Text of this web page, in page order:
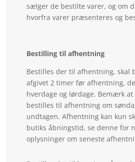
sælger de bestilte varer, og om
hvorfra varer præsenteres og
Bestilling til afhentning
Bestilles der til afhentning, skal
afgivet 2 timer før afhentning,
hverdage og lørdage. Bemærk at
bestilles til afhentning om
undtagen. Afhentning kan kun
butiks åbningstid, se denne for
oplysninger om seneste